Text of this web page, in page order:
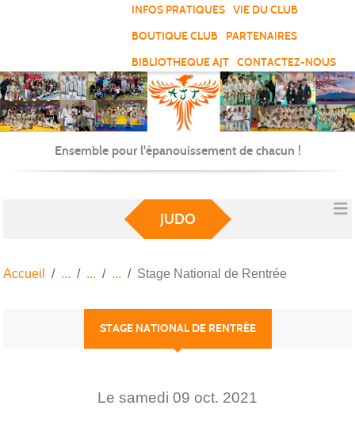
INFOS PRATIQUES
VIE DU CLUB
BOUTIQUE CLUB
PARTENAIRES
BIBLIOTHEQUE AJT
CONTACTEZ-NOUS
Ensemble pour l'épanouissement de chacun !
JUDO
Accueil Stage National de Rentrée
STAGE NATIONAL DE RENTRÉE
Le samedi 09 oct. 2021
Panneau de gestion des cookies